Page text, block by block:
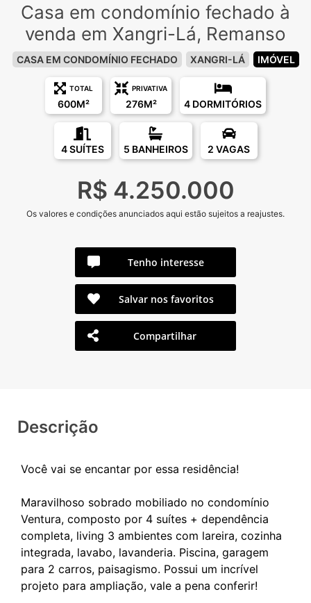
Casa em condomínio fechado à
venda em Xangri-Lá, Remanso
CASA EM CONDOMÍNIO FECHADO XANGRI-LÁ IMÓVEL
TOTAL
600M²
PRIVATIVA
276M² 4 DORMITÓRIOS
4 SUÍTES 5 BANHEIROS 2 VAGAS
R$ 4.250.000
Os valores e condições anunciados aqui estão sujeitos a reajustes.
Tenho interesse
Salvar nos favoritos
Compartilhar
Descrição
Você vai se encantar por essa residência!
Maravilhoso sobrado mobiliado no condomínio
Ventura, composto por 4 suítes + dependência
completa, living 3 ambientes com lareira, cozinha
integrada, lavabo, lavanderia. Piscina, garagem
para 2 carros, paisagismo. Possui um incrível